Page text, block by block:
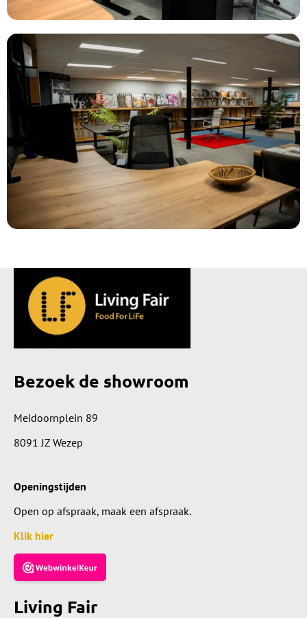
Bezoek de showroom
Meidoornplein 89
8091 JZ Wezep
Openingstijden
Open op afspraak, maak een afspraak.
Klik hier
Living Fair